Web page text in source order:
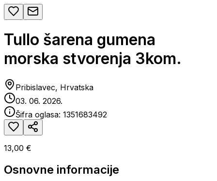
Tullo šarena gumena
morska stvorenja 3kom.
Pribislavec, Hrvatska
03. 06. 2026.
Šifra oglasa: 1351683492
13,00 €
Osnovne informacije